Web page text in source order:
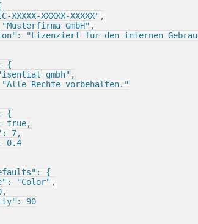
XXXXX-XXXXX-XXXXX" ,
"Musterfirma GmbH" ,
:
"Lizenziert für den internen
{
gmbh" ,
"Alle Rechte vorbehalten."
{
true,
: 7,
0.4
:
{
: "Color" ,
,
:
90